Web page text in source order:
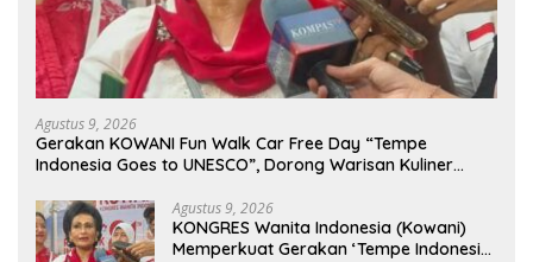
Agustus 9, 2026
Gerakan KOWANI Fun Walk Car Free Day “Tempe
Indonesia Goes to UNESCO”, Dorong Warisan Kuliner
Agustus 9, 2026
KONGRES Wanita Indonesia (Kowani)
Memperkuat Gerakan ‘Tempe Indonesia